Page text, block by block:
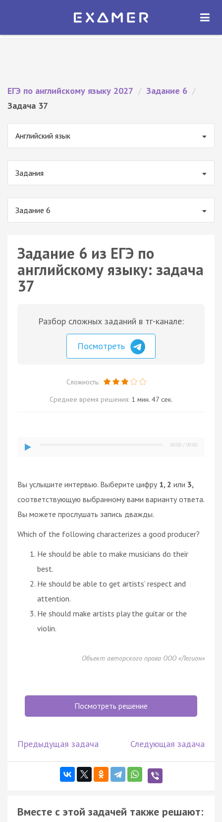
Экзамер — ЕГЭ 2027
ОТКРЫТЬ
ЕГЭ по английскому языку 2027 / Задание 6 /
Задача 37
Английский язык
Задания
Задание 6
Задание 6 из ЕГЭ по
английскому языку: задача
37
Разбор сложных заданий в тг-канале:
Посмотреть
Сложность:
Среднее время решения: 1 мин. 47 сек.
00:00 / 00:00
Вы услышите интервью. Выберите цифру 1, 2 или 3,
соответствующую выбранному вами варианту ответа.
Вы можете прослушать запись дважды.
Which of the following characterizes a good producer?
He should be able to make musicians do their
best.
He should be able to get artists’ respect and
attention.
He should make artists play the guitar or the
violin.
Объект авторского права ООО «Легион»
Посмотреть решение
Предыдущая задача Следующая задача
Вместе с этой задачей также решают: